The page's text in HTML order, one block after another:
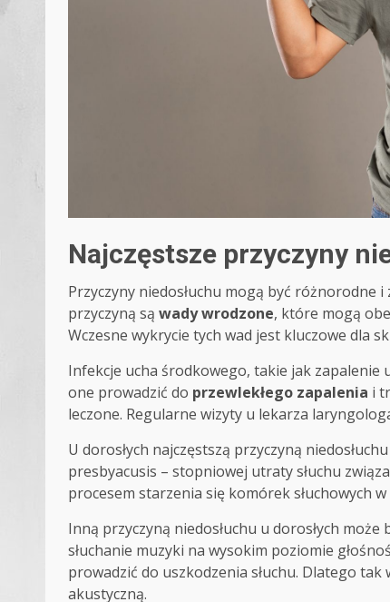
Najczęstsze przyczyny
Przyczyny niedosłuchu mogą być różnorodne
przyczyną są wady wrodzone, które mogą
Wczesne wykrycie tych wad jest kluczowe dla
Infekcje ucha środkowego, takie jak zapalenie
one prowadzić do przewlekłego zapalenia i
leczone. Regularne wizyty u lekarza
U dorosłych najczęstszą przyczyną
presbyacusis – stopniowej utraty słuchu
procesem starzenia się komórek słuchowych
Inną przyczyną niedosłuchu u dorosłych może
słuchanie muzyki na wysokim poziomie
prowadzić do uszkodzenia słuchu. Dlatego
akustyczną.